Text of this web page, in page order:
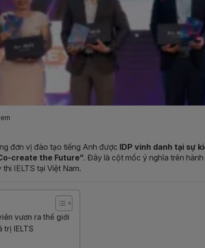
đơn vị đào tạo tiếng Anh được IDP vinh danh tại sự
create the Future”. Đây là cột mốc ý nghĩa trên
IELTS tại Việt Nam.
vươn ra thế giới
trị IELTS